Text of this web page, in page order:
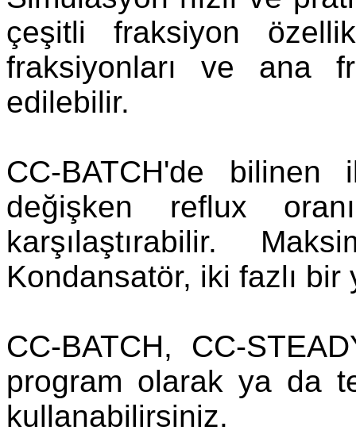
çeşitli fraksiyon
fraksiyonları ve ana
edilebilir.
CC-BATCH'de
değişken reflux
karşılaştırabilir.
Kondansatör, iki fazlı
CC-BATCH, CC-
program olarak ya da
kullanabilirsiniz.